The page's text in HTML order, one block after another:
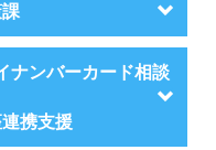
ナンバーカード相談
携支援